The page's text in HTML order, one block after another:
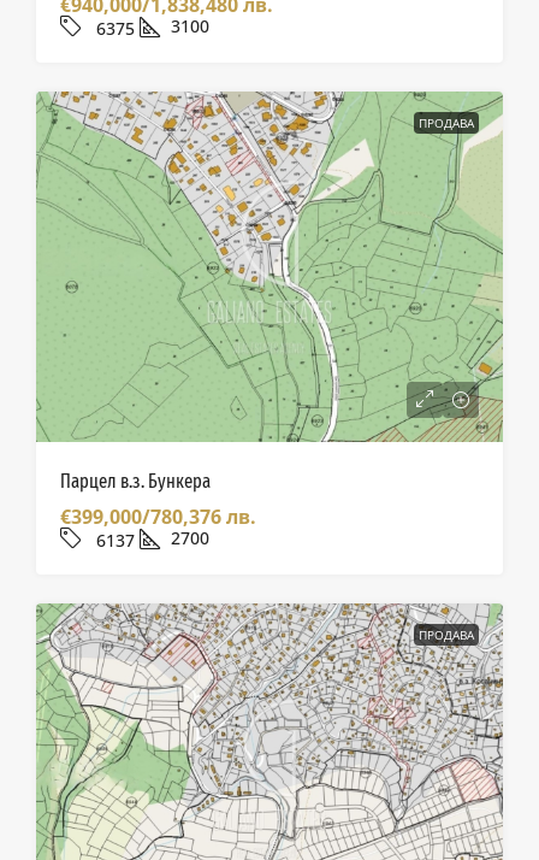
6375 3100
ПРОДАВА
Парцел в.з. Бункера
€399,000/780,376 лв.
6137 2700
ПРОДАВА